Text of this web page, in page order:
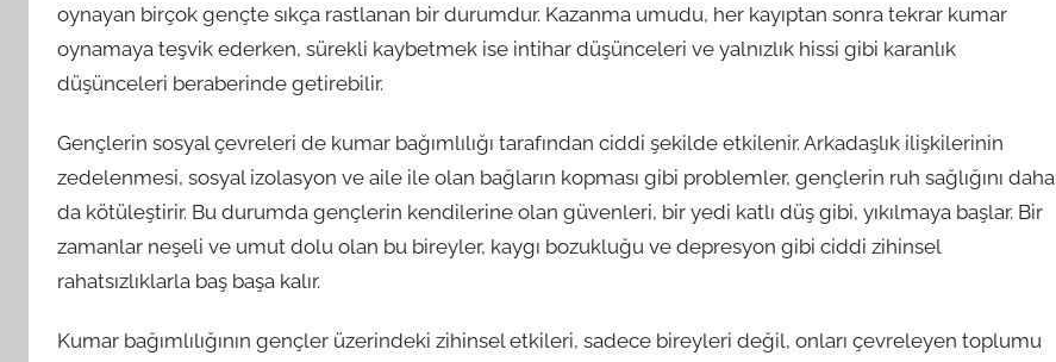
oynayan birçok gençte sıkça rastlanan bir durumdur. Kazanma umudu, her kayıptan sonra tekrar kumar
oynamaya teşvik ederken, sürekli kaybetmek ise intihar düşünceleri ve yalnızlık hissi gibi karanlık
düşünceleri beraberinde getirebilir.
Gençlerin sosyal çevreleri de kumar bağımlılığı tarafından ciddi şekilde etkilenir. Arkadaşlık ilişkilerinin
zedelenmesi, sosyal izolasyon ve aile ile olan bağların kopması gibi problemler, gençlerin ruh sağlığını daha
da kötüleştirir. Bu durumda gençlerin kendilerine olan güvenleri, bir yedi katlı düş gibi, yıkılmaya başlar. Bir
zamanlar neşeli ve umut dolu olan bu bireyler, kaygı bozukluğu ve depresyon gibi ciddi zihinsel
rahatsızlıklarla baş başa kalır.
Kumar bağımlılığının gençler üzerindeki zihinsel etkileri, sadece bireyleri değil, onları çevreleyen toplumu